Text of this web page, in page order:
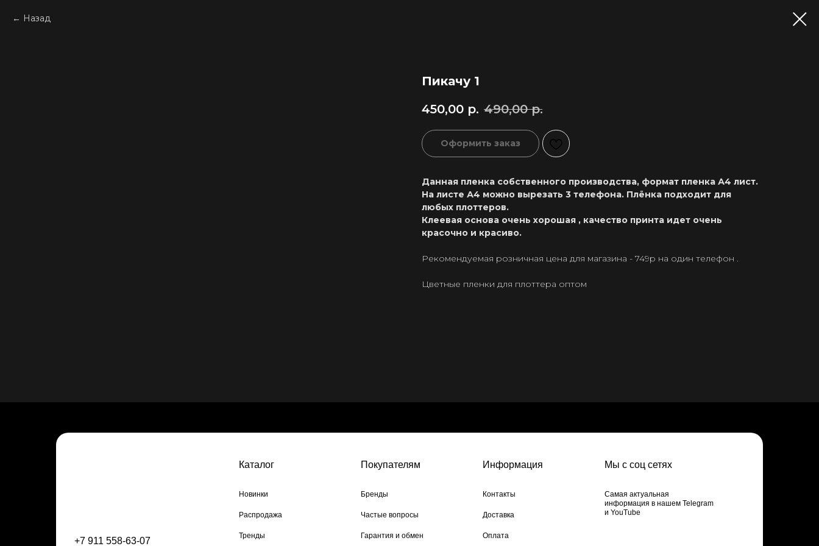
Назад
Пикачу 1
450,00 р. 490,00 р.
Оформить заказ
Данная пленка собственного производства, формат пленка А4 лист.
На листе А4 можно вырезать 3 телефона. Плёнка подходит для
любых плоттеров.
Клеевая основа очень хорошая , качество принта идет очень
красочно и красиво.
Рекомендуемая розничная цена для магазина - 749р на один телефон .
Цветные пленки для плоттера оптом
+7 911 558-63-07
Новинки Бренды Контакты
Самая актуальная
информация в нашем Telegram
и YouTube
Распродажа Частые вопросы Доставка
Гарантия и обмен Оплата
Каталог Покупателям Информация Мы с соц сетях
Тренды